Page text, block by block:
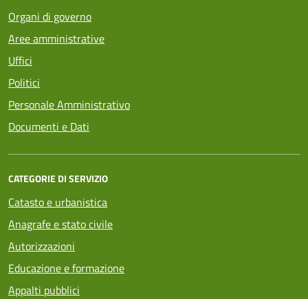
Organi di governo
Aree amministrative
Uffici
Politici
Personale Amministrativo
Documenti e Dati
CATEGORIE DI SERVIZIO
Catasto e urbanistica
Anagrafe e stato civile
Autorizzazioni
Educazione e formazione
Appalti pubblici